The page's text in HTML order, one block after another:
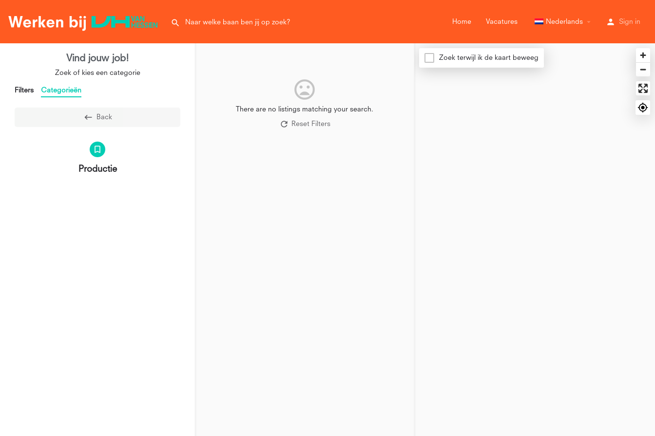
Home Vacatures Nederlands Sign in
Vind jouw job!
Zoek of kies een categorie
Filters Categorieën
Back
Productie
There are no listings matching your search.
Reset Filters
Zoek terwijl ik de kaart beweeg